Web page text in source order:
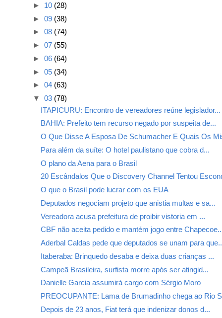
► 10 (28)
► 09 (38)
► 08 (74)
► 07 (55)
► 06 (64)
► 05 (34)
► 04 (63)
▼ 03 (78)
ITAPICURU: Encontro de vereadores reúne legislador...
BAHIA: Prefeito tem recurso negado por suspeita de...
O Que Disse A Esposa De Schumacher E Quais Os
Para além da suíte: O hotel paulistano que cobra d...
O plano da Aena para o Brasil
20 Escândalos Que o Discovery Channel Tentou
O que o Brasil pode lucrar com os EUA
Deputados negociam projeto que anistia multas e sa...
Vereadora acusa prefeitura de proibir vistoria em ...
CBF não aceita pedido e mantém jogo entre
Aderbal Caldas pede que deputados se unam para
Itaberaba: Brinquedo desaba e deixa duas crianças ...
Campeã Brasileira, surfista morre após ser atingid...
Danielle Garcia assumirá cargo com Sérgio Moro
PREOCUPANTE: Lama de Brumadinho chega ao Rio
Depois de 23 anos, Fiat terá que indenizar donos d...